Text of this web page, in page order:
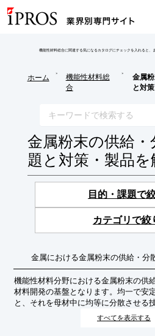
機能性材料総合に関連する気になるカタログにチェックを入れると、
ホーム
>
機能性材料総
合
>
金属
と対
金属粉末の供給
題と対策・製品を
目的・課題で
カテゴリで絞
金属における金属粉末の供給・分
機能性材料分野における金属粉末の供
材料開発の基盤となります。均一で安
と、それを母材中に均等に分散させる
性（強度、導電性、熱伝導性など）を
すべてを表示する